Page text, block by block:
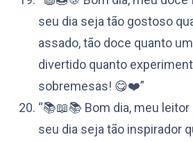
seu dia seja tão gostoso
assado, tão doce quanto
divertido quanto
sobremesas! 😋❤️”
“📚📖📚 Bom dia, meu
seu dia seja tão inspirador